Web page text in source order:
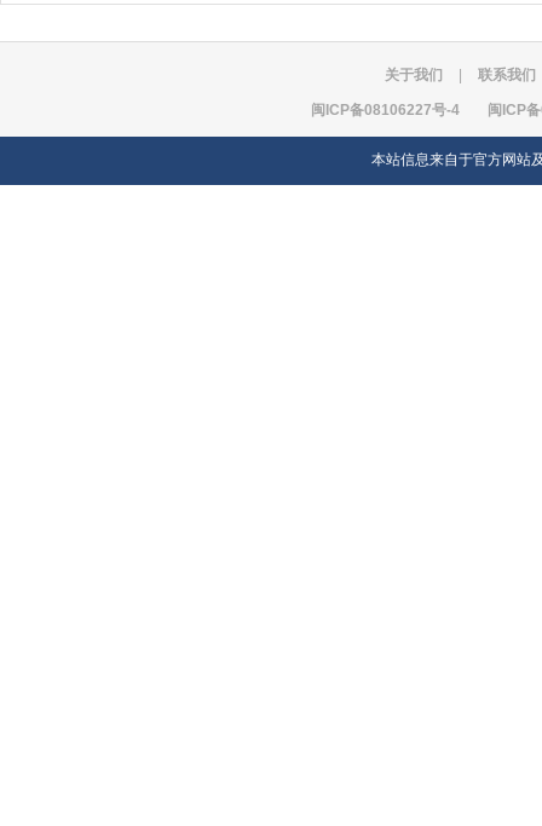
关于我们 联系我们
闽ICP备08106227号-4 闽ICP
本站信息来自于官方网站